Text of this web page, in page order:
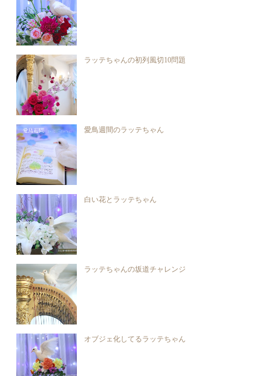
ラッテちゃんの初列風切10問題
愛鳥週間のラッテちゃん
白い花とラッテちゃん
ラッテちゃんの坂道チャレンジ
オブジェ化してるラッテちゃん